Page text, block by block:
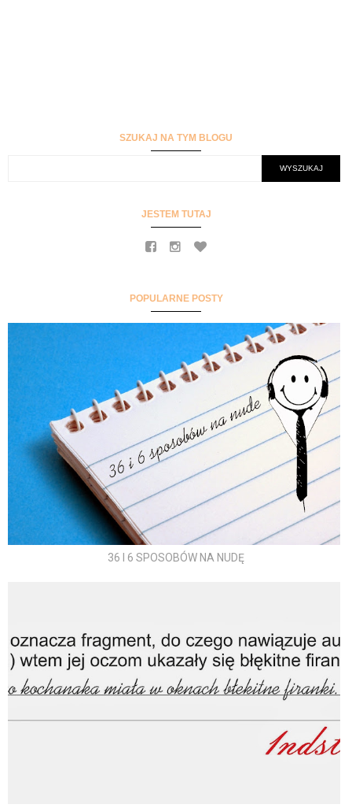
SZUKAJ NA TYM BLOGU
JESTEM TUTAJ
POPULARNE POSTY
36 I 6 SPOSOBÓW NA NUDĘ